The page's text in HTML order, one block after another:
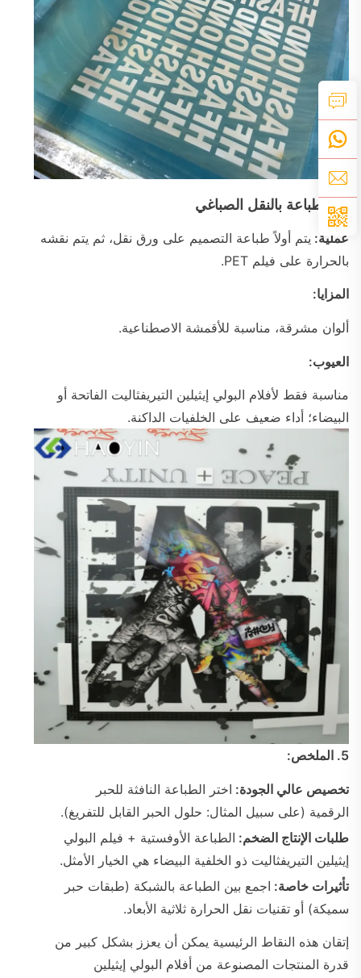
4. الطباعة بالنقل الصباغي
عملية: يتم أولاً طباعة التصميم على ورق نقل، ثم يتم نقشه
بالحرارة على فيلم PET.
المزايا:
ألوان مشرقة، مناسبة للأقمشة الاصطناعية.
العيوب:
مناسبة فقط لأفلام البولي إيثيلين التيريفثاليت الفاتحة أو
البيضاء؛ أداء ضعيف على الخلفيات الداكنة.
5. الملخص:
تخصيص عالي الجودة: اختر الطباعة النافثة للحبر
الرقمية (على سبيل المثال: حلول الحبر القابل للتفريغ).
طلبات الإنتاج الضخم: الطباعة الأوفستية + فيلم البولي
إيثيلين التيريفثاليت ذو الخلفية البيضاء هي الخيار الأمثل.
تأثيرات خاصة: اجمع بين الطباعة بالشبكة (طبقات حبر
سميكة) أو تقنيات نقل الحرارة ثلاثية الأبعاد.
إتقان هذه النقاط الرئيسية يمكن أن يعزز بشكل كبير من
قدرة المنتجات المصنوعة من أفلام البولي إيثيلين